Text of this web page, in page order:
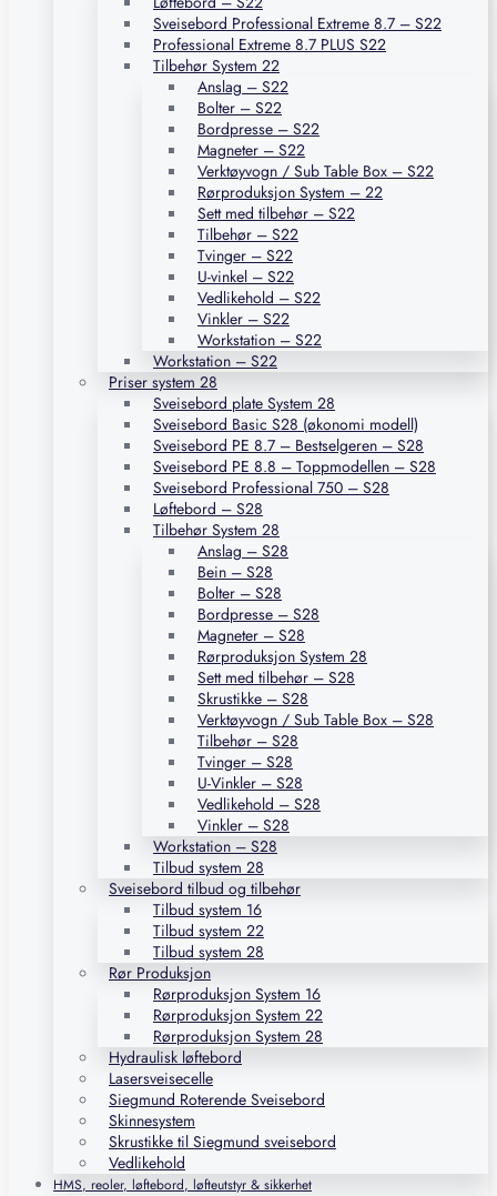
Sveisebord Professional Extreme 8.7 – S22
Professional Extreme 8.7 PLUS S22
Tilbehør System 22
Anslag – S22
Bolter – S22
Bordpresse – S22
Magneter – S22
Verktøyvogn / Sub Table Box – S22
Rørproduksjon System – 22
Sett med tilbehør – S22
Tilbehør – S22
Tvinger – S22
U-vinkel – S22
Vedlikehold – S22
Vinkler – S22
Workstation – S22
Workstation – S22
Priser system 28
Sveisebord plate System 28
Sveisebord Basic S28 (økonomi modell)
Sveisebord PE 8.7 – Bestselgeren – S28
Sveisebord PE 8.8 – Toppmodellen – S28
Sveisebord Professional 750 – S28
Løftebord – S28
Tilbehør System 28
Anslag – S28
Bein – S28
Bolter – S28
Bordpresse – S28
Magneter – S28
Rørproduksjon System 28
Sett med tilbehør – S28
Skrustikke – S28
Verktøyvogn / Sub Table Box – S28
Tilbehør – S28
Tvinger – S28
U-Vinkler – S28
Vedlikehold – S28
Vinkler – S28
Workstation – S28
Tilbud system 28
Sveisebord tilbud og tilbehør
Tilbud system 16
Tilbud system 22
Tilbud system 28
Rør Produksjon
Rørproduksjon System 16
Rørproduksjon System 22
Rørproduksjon System 28
Hydraulisk løftebord
Lasersveisecelle
Siegmund Roterende Sveisebord
Skinnesystem
Skrustikke til Siegmund sveisebord
Vedlikehold
HMS, reoler, løftebord, løfteutstyr & sikkerhet